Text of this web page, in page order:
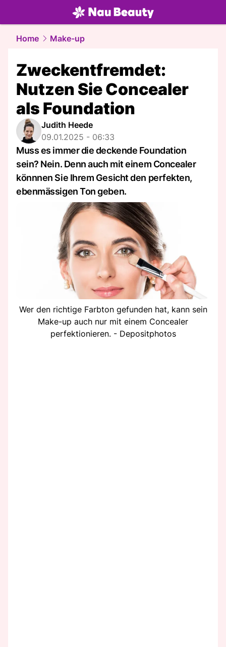
beauty.NAU.ch
Home Make-up
Zweckentfremdet:
Nutzen Sie Concealer
als Foundation
Judith Heede
09.01.2025 - 06:33
Muss es immer die deckende Foundation
sein? Nein. Denn auch mit einem Concealer
könnnen Sie Ihrem Gesicht den perfekten,
ebenmässigen Ton geben.
Wer den richtige Farbton gefunden hat, kann sein
Make-up auch nur mit einem Concealer
perfektionieren. - Depositphotos